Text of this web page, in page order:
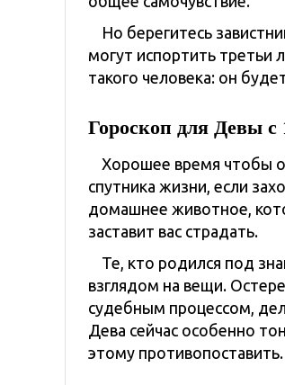
Но берегитесь
могут испортить третьи
такого человека: он
Гороскоп для Девы с
Хорошее время чтобы
спутника жизни, если
домашнее животное,
заставит вас страдать.
Те, кто родился под
взглядом на вещи.
судебным процессом,
Дева сейчас особенно
этому противопоставить.